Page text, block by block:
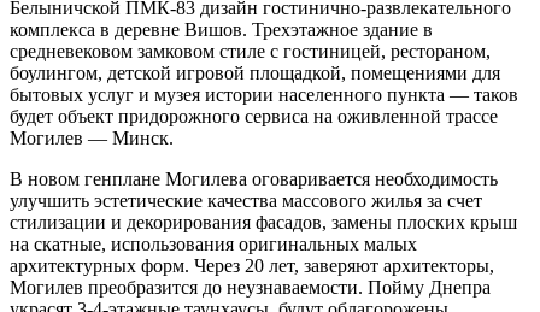
Белыничской ПМК-83 дизайн гостинично-развлекательного
комплекса в деревне Вишов. Трехэтажное здание в
средневековом замковом стиле с гостиницей, рестораном,
боулингом, детской игровой площадкой, помещениями для
бытовых услуг и музея истории населенного пункта — таков
будет объект придорожного сервиса на оживленной трассе
Могилев — Минск.
В новом генплане Могилева оговаривается необходимость
улучшить эстетические качества массового жилья за счет
стилизации и декорирования фасадов, замены плоских крыш
на скатные, использования оригинальных малых
архитектурных форм. Через 20 лет, заверяют архитекторы,
Могилев преобразится до неузнаваемости. Пойму Днепра